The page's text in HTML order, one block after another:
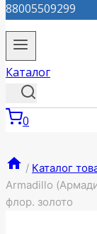
88005509299
Каталог
0
/ Каталог
Armadillo
флор. золото